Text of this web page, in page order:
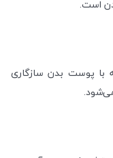
است.
با پوست بدن سازگاری